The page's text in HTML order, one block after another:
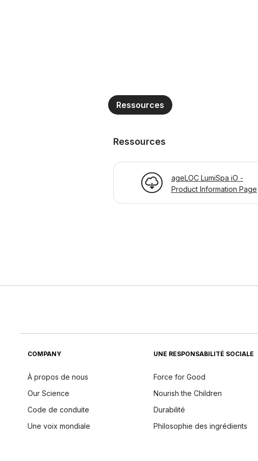
Ressources
Ressources
ageLOC LumiSpa iO -
Product Information Page
COMPANY
À propos de nous
Our Science
Code de conduite
Une voix mondiale
UNE RESPONSABILITÉ SOCIALE
Force for Good
Nourish the Children
Durabilité
Philosophie des ingrédients